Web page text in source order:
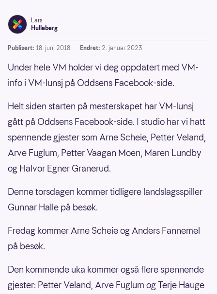
Lars
Hulleberg
Publisert: 18. juni 2018 Endret: 2. januar 2023
Under hele VM holder vi deg oppdatert med VM-
info i VM-lunsj på Oddsens Facebook-side.
Helt siden starten på mesterskapet har VM-lunsj
gått på Oddsens Facebook-side. I studio har vi hatt
spennende gjester som Arne Scheie, Petter Veland,
Arve Fuglum, Petter Vaagan Moen, Maren Lundby
og Halvor Egner Granerud.
Denne torsdagen kommer tidligere landslagsspiller
Gunnar Halle på besøk.
Fredag kommer Arne Scheie og Anders Fannemel
på besøk.
Den kommende uka kommer også flere spennende
gjester: Petter Veland, Arve Fuglum og Terje Hauge